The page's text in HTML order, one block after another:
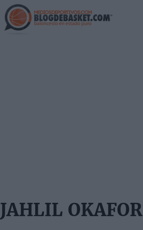
Skip
to
main
JAHLIL OKAFOR